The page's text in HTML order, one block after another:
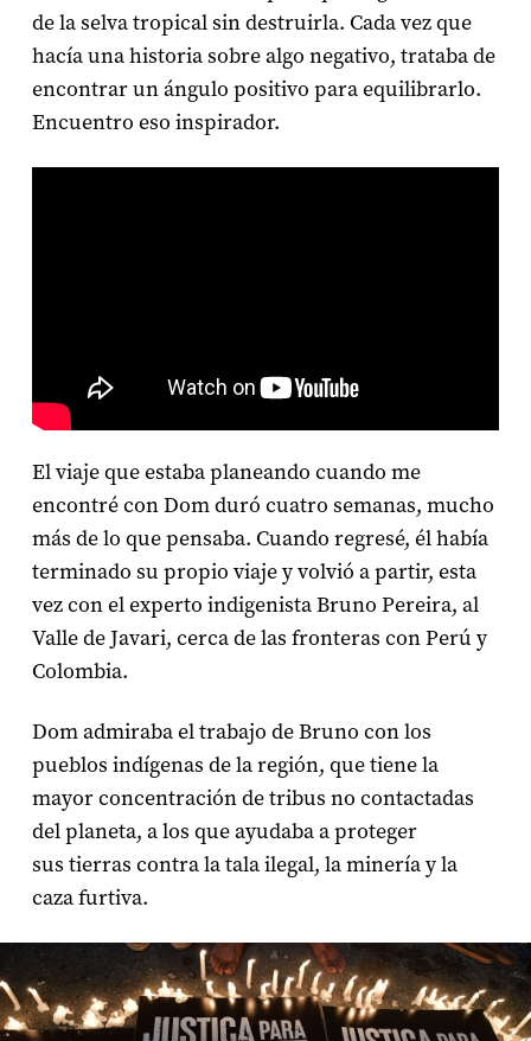
de la selva tropical sin destruirla. Cada vez que
hacía una historia sobre algo negativo, trataba de
encontrar un ángulo positivo para equilibrarlo.
Encuentro eso inspirador.
El viaje que estaba planeando cuando me
encontré con Dom duró cuatro semanas, mucho
más de lo que pensaba. Cuando regresé, él había
terminado su propio viaje y volvió a partir, esta
vez con el experto indigenista Bruno Pereira, al
Valle de Javari, cerca de las fronteras con Perú y
Colombia.
Dom admiraba el trabajo de Bruno con los
pueblos indígenas de la región, que tiene la
mayor concentración de tribus no contactadas
del planeta, a los que ayudaba a proteger
sus tierras contra la tala ilegal, la minería y la
caza furtiva.